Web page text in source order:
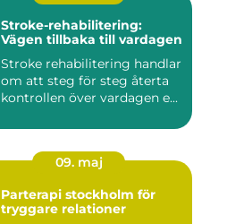
Stroke-rehabilitering:
Vägen tillbaka till vardagen
Stroke rehabilitering handlar
om att steg för steg återta
kontrollen över vardagen e...
09. maj
Parterapi stockholm för
tryggare relationer